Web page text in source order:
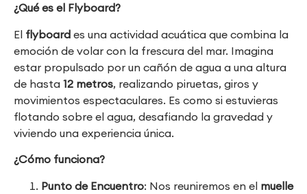
¿Qué es el Flyboard?
El flyboard es una actividad acuática que combina la
emoción de volar con la frescura del mar. Imagina
estar propulsado por un cañón de agua a una altura
de hasta 12 metros, realizando piruetas, giros y
movimientos espectaculares. Es como si estuvieras
flotando sobre el agua, desafiando la gravedad y
viviendo una experiencia única.
¿Cómo funciona?
Punto de Encuentro: Nos reuniremos en el muelle